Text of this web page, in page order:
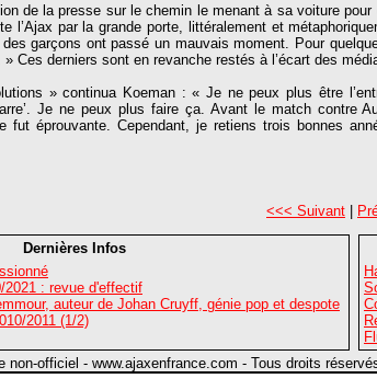
de la presse sur le chemin le menant à sa voiture
l’Ajax par la grande porte, littéralement et
garçons ont passé un mauvais moment. Pour
Ces derniers sont en revanche restés à l’écart des
» continua Koeman : « Je ne peux plus être
Je ne peux plus faire ça. Avant le match
fut éprouvante. Cependant, je retiens trois bonnes
<<< Suivant |
Dernières Infos
2021 : revue d'effectif
auteur de Johan Cruyff, génie pop et despote
2011 (1/2)
non-officiel - www.ajaxenfrance.com - Tous droits